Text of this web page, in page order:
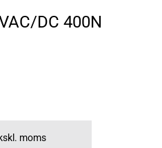
DC 400N
moms